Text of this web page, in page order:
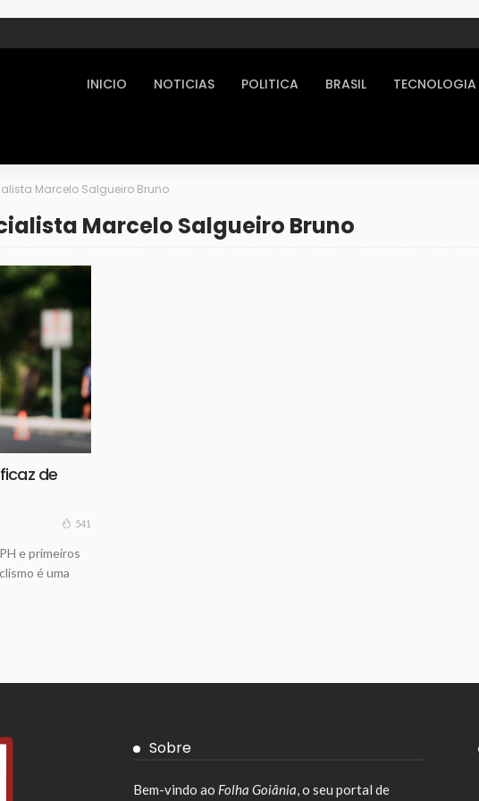
INICIO NOTICIAS POLITICA BRASIL TECNOLOGIA
Marcelo Salgueiro Bruno
Marcelo Salgueiro Bruno
de
541
e primeiros
é uma
Sobre
Bem-vindo ao Folha Goiânia, o seu portal de